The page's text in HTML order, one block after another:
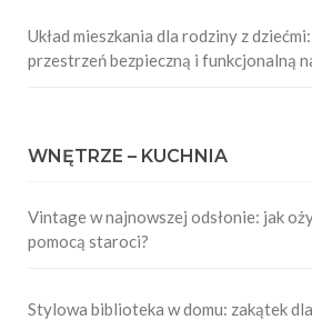
Układ mieszkania dla rodziny z
przestrzeń bezpieczną i funkcjonalną
WNĘTRZE – KUCHNIA
Vintage w najnowszej odsłonie: jak
pomocą staroci?
Stylowa biblioteka w domu: zakątek